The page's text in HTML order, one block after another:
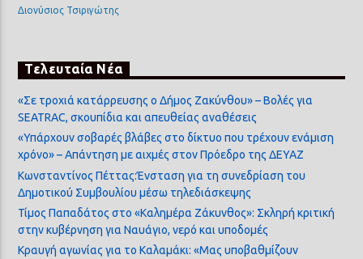
Διονύσιος Τσιριγώτης
Τελευταία Νέα
«Σε τροχιά κατάρρευσης ο Δήμος Ζακύνθου» – Βολές για
SEATRAC, σκουπίδια και απευθείας αναθέσεις
«Υπάρχουν σοβαρές βλάβες στο δίκτυο που τρέχουν ενάμιση
χρόνο» – Απάντηση με αιχμές στον Πρόεδρο της ΔΕΥΑΖ
Κωνσταντίνος Πέττας:Ένσταση για τη συνεδρίαση του
Δημοτικού Συμβουλίου μέσω τηλεδιάσκεψης
Τίμος Παπαδάτος στο «Καλημέρα Ζάκυνθος»: Σκληρή κριτική
στην κυβέρνηση για Ναυάγιο, νερό και υποδομές
Κραυγή αγωνίας για το Καλαμάκι: «Μας υποβαθμίζουν